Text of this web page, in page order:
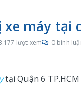
máy tại
lượt xem 0 bình
tại Quận 6